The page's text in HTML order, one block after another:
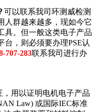
可以联系我司环测威检测
人群越来越多，现如今它
具。但一般这类电子产品
，则必须要办理PSE认
707-283联系我司进行办
用以证明电机电子产品
Law) 或国际IEC标准